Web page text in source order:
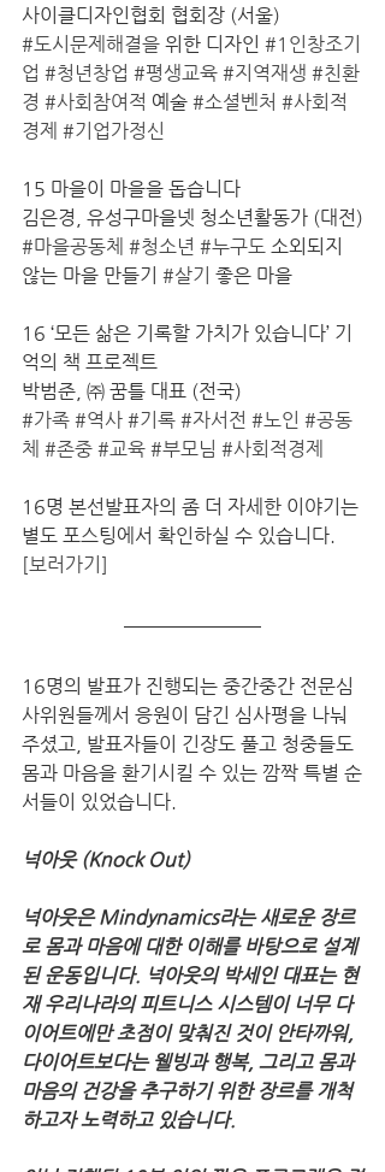
사이클디자인협회 협회장 (서울)
#도시문제해결을 위한 디자인 #1인창조기
업 #청년창업 #평생교육 #지역재생 #친환
경 #사회참여적 예술 #소셜벤처 #사회적
경제 #기업가정신
15 마을이 마을을 돕습니다
김은경, 유성구마을넷 청소년활동가 (대전)
#마을공동체 #청소년 #누구도 소외되지
않는 마을 만들기 #살기 좋은 마을
16 ‘모든 삶은 기록할 가치가 있습니다’ 기
억의 책 프로젝트
박범준, ㈜ 꿈틀 대표 (전국)
#가족 #역사 #기록 #자서전 #노인 #공동
체 #존중 #교육 #부모님 #사회적경제
16명 본선발표자의 좀 더 자세한 이야기는
별도 포스팅에서 확인하실 수 있습니다.
[보러가기]
16명의 발표가 진행되는 중간중간 전문심
사위원들께서 응원이 담긴 심사평을 나눠
주셨고, 발표자들이 긴장도 풀고 청중들도
몸과 마음을 환기시킬 수 있는 깜짝 특별 순
서들이 있었습니다.
넉아웃 (Knock Out)
넉아웃은 Mindynamics라는 새로운 장르
로 몸과 마음에 대한 이해를 바탕으로 설계
된 운동입니다. 넉아웃의 박세인 대표는 현
재 우리나라의 피트니스 시스템이 너무 다
이어트에만 초점이 맞춰진 것이 안타까워,
다이어트보다는 웰빙과 행복, 그리고 몸과
마음의 건강을 추구하기 위한 장르를 개척
하고자 노력하고 있습니다.